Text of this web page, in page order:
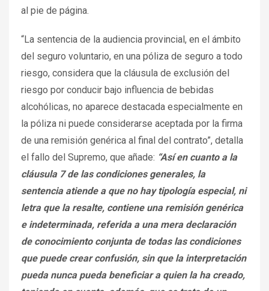
al pie de página.
“La sentencia de la audiencia provincial, en el ámbito
del seguro voluntario, en una póliza de seguro a todo
riesgo, considera que la cláusula de exclusión del
riesgo por conducir bajo influencia de bebidas
alcohólicas, no aparece destacada especialmente en
la póliza ni puede considerarse aceptada por la firma
de una remisión genérica al final del contrato”, detalla
el fallo del Supremo, que añade: “Así en cuanto a la
cláusula 7 de las condiciones generales, la
sentencia atiende a que no hay tipología especial, ni
letra que la resalte, contiene una remisión genérica
e indeterminada, referida a una mera declaración
de conocimiento conjunta de todas las condiciones
que puede crear confusión, sin que la interpretación
pueda nunca pueda beneficiar a quien la ha creado,